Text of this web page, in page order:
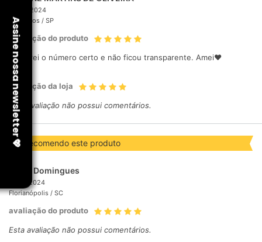
30/05/2024
Guarulhos / SP
avaliação do produto
Comprei o número certo e não ficou transparente. Amei❤️
avaliação da loja
Esta avaliação não possui comentários.
eu recomendo este produto
Ketna Domingues
25/01/2024
Florianópolis / SC
avaliação do produto
Esta avaliação não possui comentários.